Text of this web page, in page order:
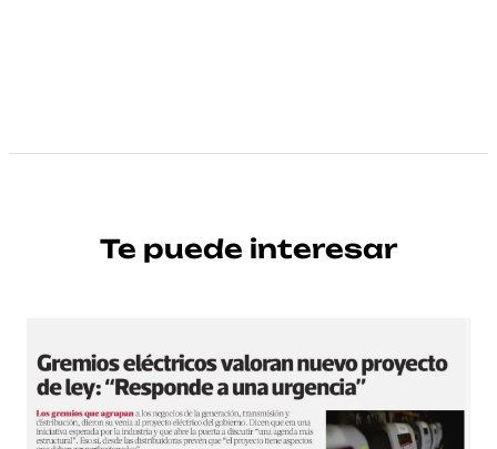
Te puede interesar